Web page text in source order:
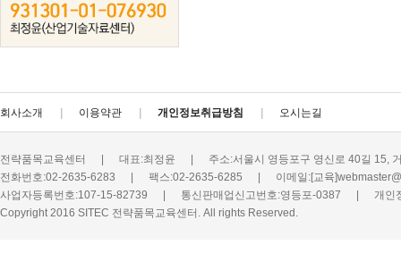
회사소개 이용약관 개인정보취급방침 오시는길
전략품목교육센터 대표:최정윤
주소:서울시 영등포구 영신로 40길 15,
전화번호:02-2635-6283
팩스:02-2635-6285
이메일:[교육
사업자등록번호:107-15-82739
통신판매업신고번호:영등포-0387
개인
Copyright 2016 SITEC 전략품목교육센터. All rights Reserved.